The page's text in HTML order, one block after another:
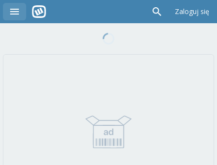
Zaloguj się